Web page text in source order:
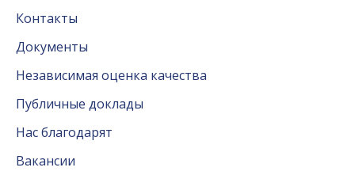
Контакты
Документы
Независимая оценка качества
Публичные доклады
Нас благодарят
Вакансии